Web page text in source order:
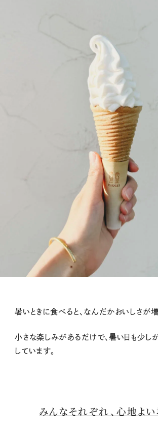
暑いときに食べると、なんだかおいしさが
小さな楽しみがあるだけで、暑い日も少し
しています。
みんなそれぞれ、心地よ